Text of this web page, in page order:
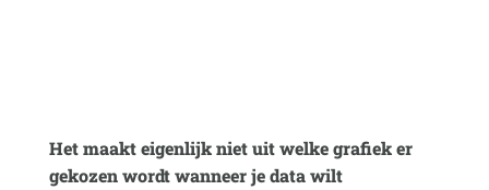
Het maakt eigenlijk niet uit welke grafiek er
gekozen wordt wanneer je data wilt